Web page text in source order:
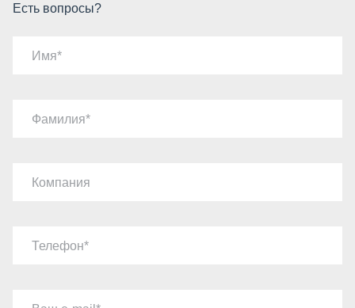
Есть вопросы?
Имя
Фамилия
Компания
Телефон